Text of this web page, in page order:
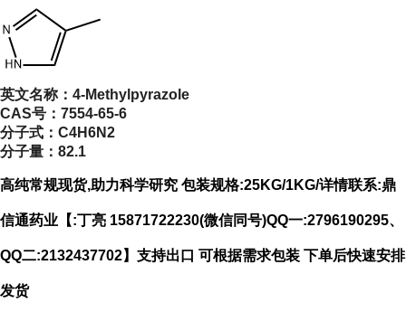
英文名称： 4-Methylpyrazole
CAS号： 7554-65-6
分子式： C4H6N2
分子量： 82.1
高纯常规现货,助力科学研究 包装规格:25KG/1KG/详情联系:鼎
信通药业【:丁亮 15871722230(微信同号)QQ一:2796190295、
QQ二:2132437702】支持出口 可根据需求包装 下单后快速安排
发货